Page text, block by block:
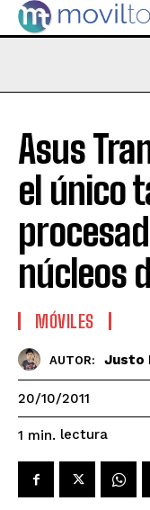
Asus
el único
núcleos
MÓVILES
AUTOR: Justo
20/10/2011
1 min. lectura